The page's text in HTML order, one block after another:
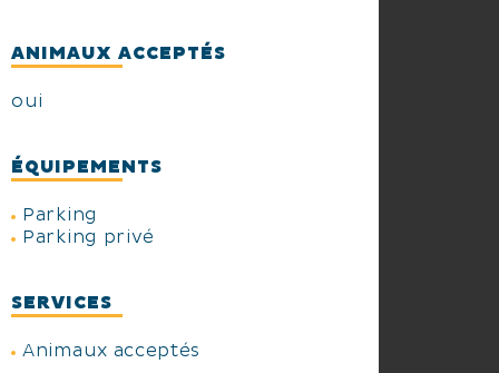
ANIMAUX ACCEPTÉS
oui
ÉQUIPEMENTS
Parking
Parking privé
SERVICES
Animaux acceptés